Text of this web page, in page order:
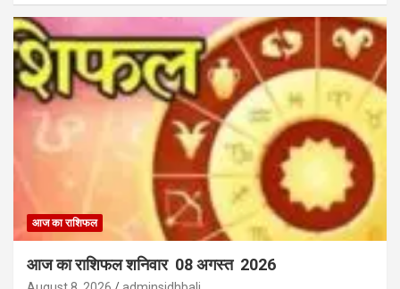
आज का राशिफल
आज का राशिफल शनिवार 08 अगस्त 2026